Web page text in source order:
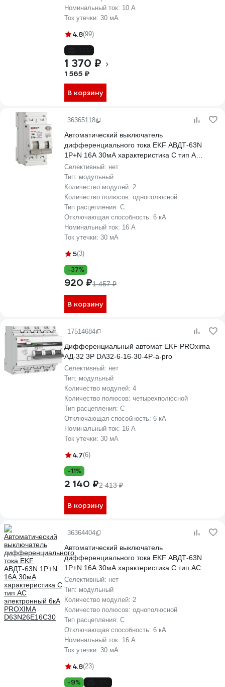
Номинальный ток: 10 А
Ток утечки: 30 мА
4.8(99)
1 370 ₽
1 565 ₽
В корзину
36365118
Автоматический выключатель
дифференциального тока EKF АВДТ-63N
1P+N 16А 30мА характеристика C тип A
электронный 6кА PROXIMA D63N26EA16C30
Селективный: нет
Тип: модульный
Количество модулей: 2
Количество полюсов: однополюсной
Тип расцепления: C
Отключающая способность: 6 кА
Номинальный ток: 16 А
Ток утечки: 30 мА
5(3)
-37%
920 ₽1 457 ₽
В корзину
17514684
Дифференциальный автомат EKF PROxima
АД-32 3P DA32-6-16-30-4P-a-pro
Селективный: нет
Тип: модульный
Количество модулей: 4
Количество полюсов: четырехполюсной
Тип расцепления: C
Отключающая способность: 6 кА
Номинальный ток: 16 А
Ток утечки: 30 мА
4.7(6)
-11%
2 140 ₽2 413 ₽
В корзину
36364404
Автоматический выключатель
дифференциального тока EKF АВДТ-63N
1P+N 16А 30мА характеристика C тип AC
электронный 6кА PROXIMA D63N26E16C30
Селективный: нет
Тип: модульный
Количество модулей: 2
Количество полюсов: однополюсной
Тип расцепления: C
Отключающая способность: 6 кА
Номинальный ток: 16 А
Ток утечки: 30 мА
4.8(23)
-9%